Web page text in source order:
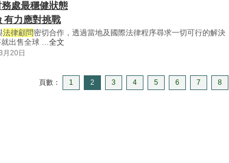
處最穩健狀態
有力應對挑戰
法律顧問 密切合作，透過當地及國際法律程序尋求一切可行的解決
出售全球 ...全文
月20日
頁數： 1 2 3 4 5 6 7 8